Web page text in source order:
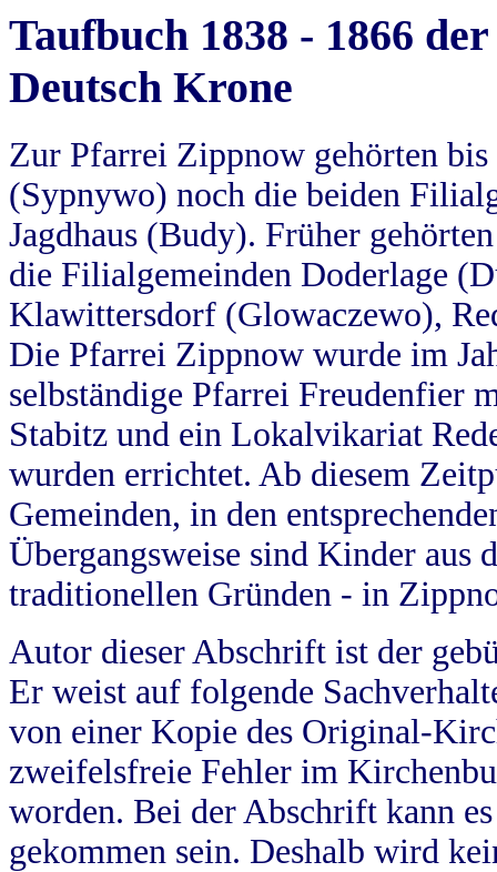
Taufbuch 1838 - 1866
Deutsch Krone
Zur Pfarrei Zippnow gehörten
(Sypnywo) noch die beiden
Jagdhaus (Budy). Früher
die Filialgemeinden Doderlage
Klawittersdorf (Glowaczewo),
Die Pfarrei Zippnow wurde im
selbständige Pfarrei Freudenfier
Stabitz und ein Lokalvikariat
wurden errichtet. Ab diesem
Gemeinden, in den
Übergangsweise sind Kinder aus
traditionellen Gründen - in
Autor dieser Abschrift ist der
Er weist auf folgende
von einer Kopie des Original-
zweifelsfreie Fehler im
worden. Bei der Abschrift kann
gekommen sein. Deshalb wird